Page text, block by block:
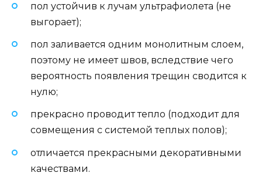
пол устойчив к лучам ультрафиолета (не
выгорает);
пол заливается одним монолитным слоем,
поэтому не имеет швов, вследствие чего
вероятность появления трещин сводится к
нулю;
прекрасно проводит тепло (подходит для
совмещения с системой теплых полов);
отличается прекрасными декоративными
качествами.